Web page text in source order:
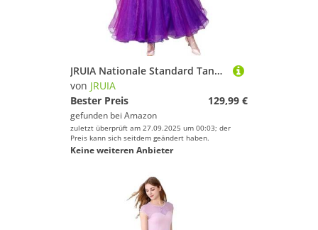
JRUIA Nationale Standard Tanzwettbewerbskleider Professionelle Ballsaal Tanzkleidung Für Frauen Langarm Walzer Leistung Kostüm Mit Strasssteinen Großer Swing Rock,Lila,3XL
von JRUIA
Bester Preis
129,99 €
gefunden bei Amazon
zuletzt überprüft am 27.09.2025 um 00:03; der
Preis kann sich seitdem geändert haben.
Keine weiteren Anbieter